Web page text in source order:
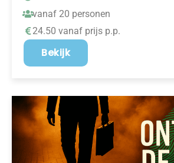
vanaf 20 personen
24.50 vanaf prijs p.p.
Bekijk